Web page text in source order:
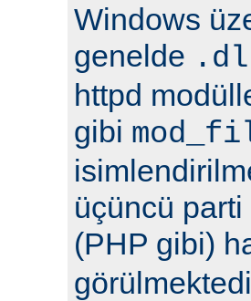
Windows
genelde
httpd
gibi
üçüncü parti
(PHP gibi)